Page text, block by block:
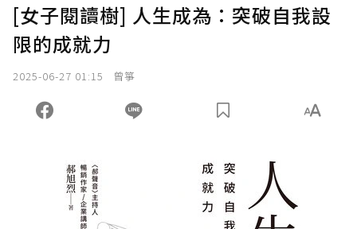
[女子閱讀樹] 人生成為：突破自我設
限的成就力
2025-06-27 01:15 曾箏